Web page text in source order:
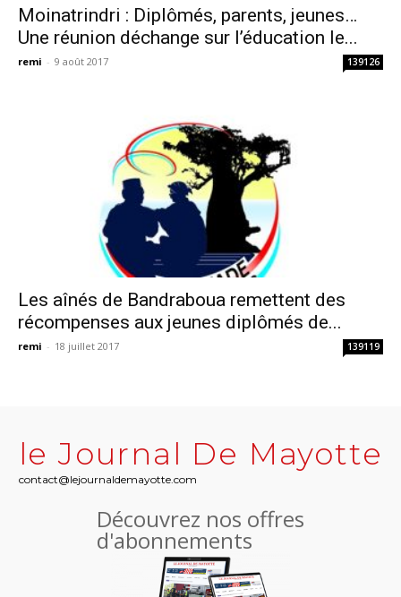
Moinatrindri : Diplômés, parents, jeunes…
Une réunion déchange sur l’éducation le...
remi - 9 août 2017 139126
Les aînés de Bandraboua remettent des
récompenses aux jeunes diplômés de...
remi - 18 juillet 2017 139119
le Journal De Mayotte
contact@lejournaldemayotte.com
Découvrez nos offres
d'abonnements